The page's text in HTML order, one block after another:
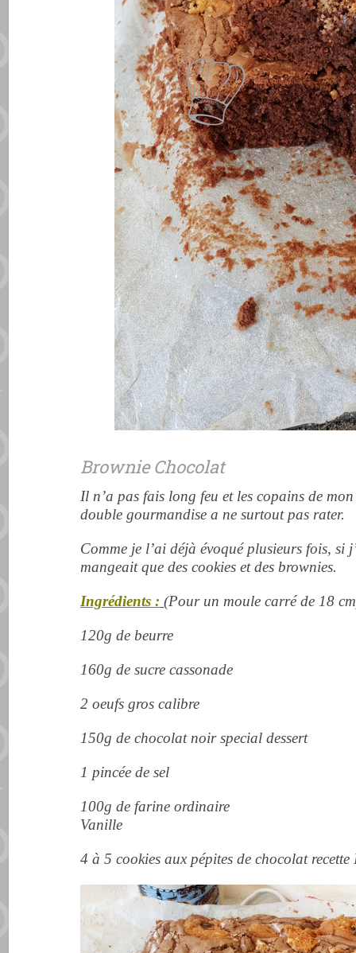
Brownie Chocolat
Il n’a pas fais long feu et les copains de
double gourmandise a ne surtout pas rater.
Comme je l’ai déjà évoqué plusieurs fois, si
mangeait que des cookies et des brownies.
Ingrédients : (Pour un moule carré de 18
120g de beurre
160g de sucre cassonade
2 oeufs gros calibre
150g de chocolat noir special dessert
1 pincée de sel
100g de farine ordinaire
Vanille
4 à 5 cookies aux pépites de chocolat recette